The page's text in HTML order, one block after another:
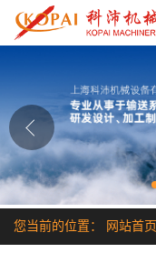
公司介绍
公司动态
产品展厅
证书荣誉
您当前的位置： 网站首页